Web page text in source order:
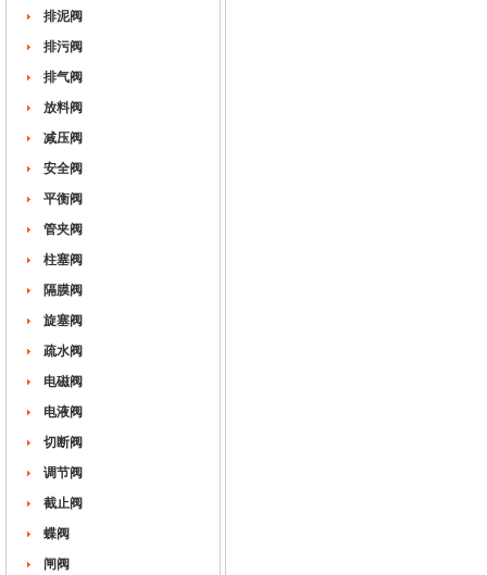
排泥阀
排污阀
排气阀
放料阀
减压阀
安全阀
平衡阀
管夹阀
柱塞阀
隔膜阀
旋塞阀
疏水阀
电磁阀
电液阀
切断阀
调节阀
截止阀
蝶阀
闸阀